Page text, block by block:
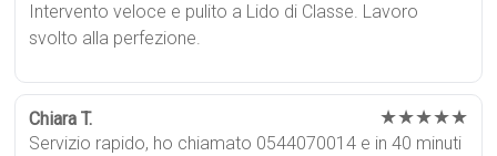
Intervento veloce e pulito a Lido di Classe. Lavoro
svolto alla perfezione.
Chiara T. ★★★★★
Servizio rapido, ho chiamato 0544070014 e in 40 minuti